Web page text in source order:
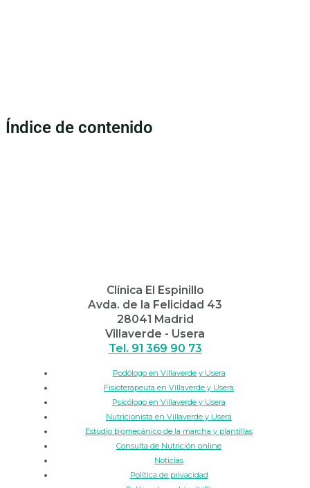
Índice de contenido
Clínica El Espinillo
Avda. de la Felicidad 43
28041 Madrid
Villaverde - Usera
Tel. 91 369 90 73
Podólogo en Villaverde y Usera
Fisioterapeuta en Villaverde y Usera
Psicólogo en Villaverde y Usera
Nutricionista en Villaverde y Usera
Estudio biomecánico de la marcha y plantillas
Consulta de Nutrición online
Noticias
Política de privacidad